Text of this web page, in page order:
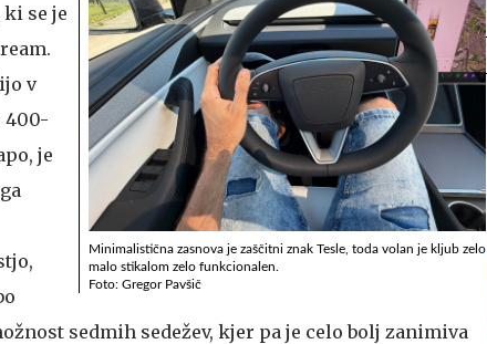
Minimalistična zasnova je zaščitni znak Tesle, toda volan je kljub zelo
malo stikalom zelo funkcionalen.
Foto: Gregor Pavšič
se je
v
400-
je
sedmih sedežev, kjer pa je celo bolj zanimiva